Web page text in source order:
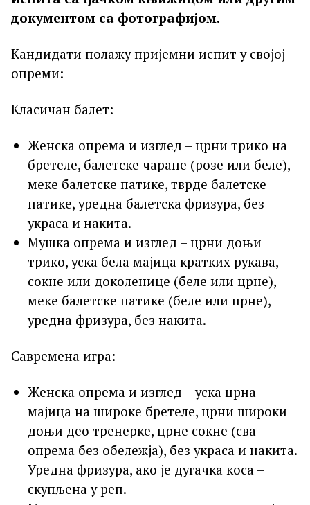
документом са фотографијом.
Кандидати полажу пријемни испит у својој
опреми:
Класичан балет:
Женска опрема и изглед – црни трико на
бретеле, балетске чарапе (розе или беле),
меке балетске патике, тврде балетске
патике, уредна балетска фризура, без
украса и накита.
Мушка опрема и изглед – црни доњи
трико, уска бела мајица кратких рукава,
сокне или доколенице (беле или црне),
меке балетске патике (беле или црне),
уредна фризура, без накита.
Савремена игра:
Женска опрема и изглед – уска црна
мајица на широке бретеле, црни широки
доњи део тренерке, црне сокне (сва
опрема без обележја), без украса и накита.
Уредна фризура, ако је дугачка коса –
скупљена у реп.